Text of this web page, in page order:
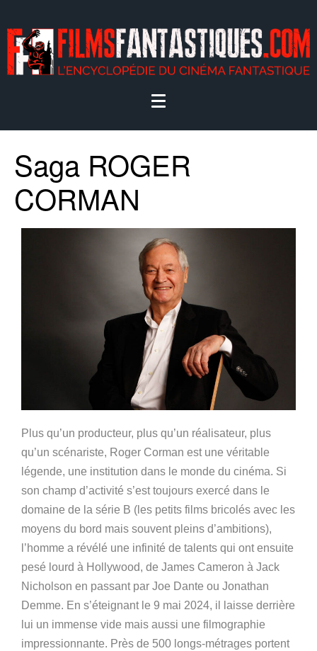
Saga ROGER
CORMAN
Plus qu’un producteur, plus qu’un réalisateur, plus
qu’un scénariste, Roger Corman est une véritable
légende, une institution dans le monde du cinéma. Si
son champ d’activité s’est toujours exercé dans le
domaine de la série B (les petits films bricolés avec les
moyens du bord mais souvent pleins d’ambitions),
l’homme a révélé une infinité de talents qui ont ensuite
pesé lourd à Hollywood, de James Cameron à Jack
Nicholson en passant par Joe Dante ou Jonathan
Demme. En s’éteignant le 9 mai 2024, il laisse derrière
lui un immense vide mais aussi une filmographie
impressionnante. Près de 500 longs-métrages portent